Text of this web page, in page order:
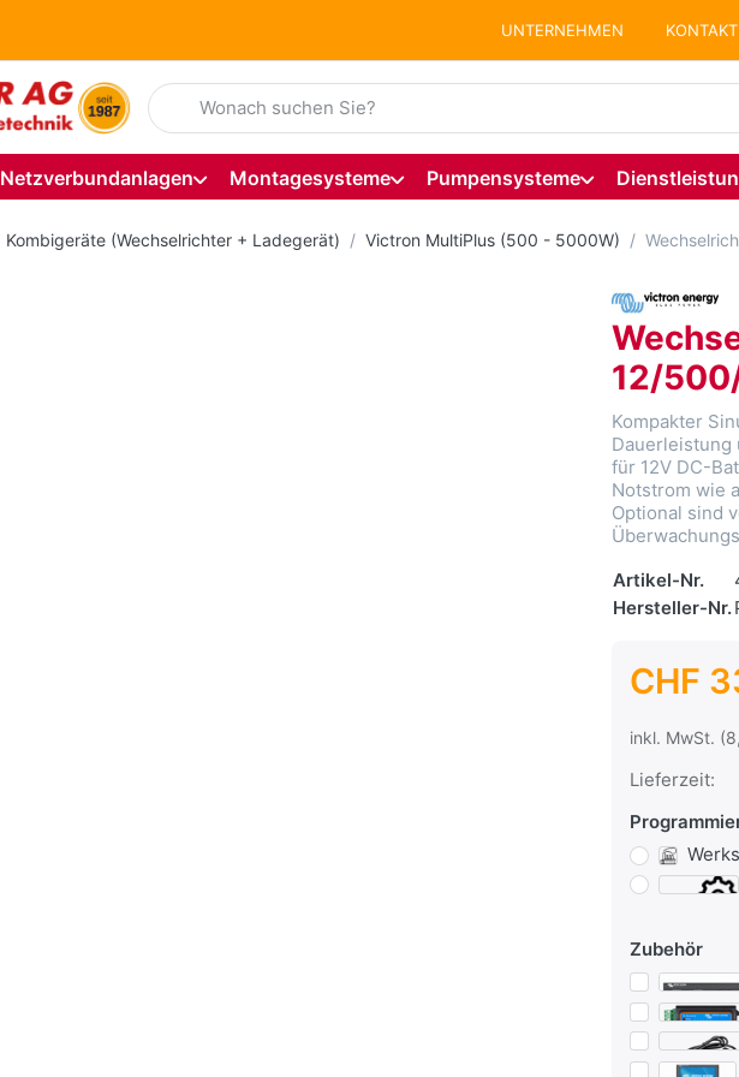
UNTERNEHMEN KONTAKT
Geben Sie einen Suchbegriff ein. Während Sie tippen, erscheinen
Netzverbundanlagen Montagesysteme Pumpensysteme
Kombigeräte (Wechselrichter + Ladegerät) Victron MultiPlus (500 - 5000W)
12/
Kompakter
Dauerleistung
für 12V DC-
Notstrom wie
Optional sind
Artikel-Nr.
Hersteller-Nr.
CHF
inkl. MwSt.
Lieferzeit:
Zubehör